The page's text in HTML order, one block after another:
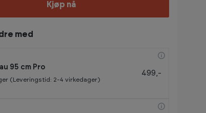
Kjøp nå
med
95 cm Pro
(Leveringstid: 2-4 virkedager)
499,-